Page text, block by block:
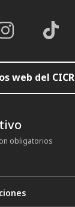
web del CICR
obligatorios